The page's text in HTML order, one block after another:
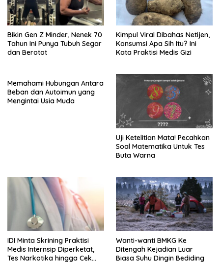
Bikin Gen Z Minder, Nenek 70
Tahun Ini Punya Tubuh Segar
dan Berotot
Kimpul Viral Dibahas Netijen,
Konsumsi Apa Sih Itu? Ini
Kata Praktisi Medis Gizi
Memahami Hubungan Antara
Beban dan Autoimun yang
Mengintai Usia Muda
Uji Ketelitian Mata! Pecahkan
Soal Matematika Untuk Tes
Buta Warna
IDI Minta Skrining Praktisi
Medis Internsip Diperketat,
Tes Narkotika hingga Cek
Wanti-wanti BMKG Ke
Ditengah Kejadian Luar
Biasa Suhu Dingin Bediding